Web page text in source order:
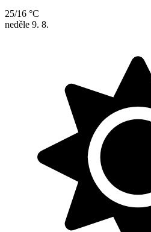
25/16 °C
neděle 9. 8.